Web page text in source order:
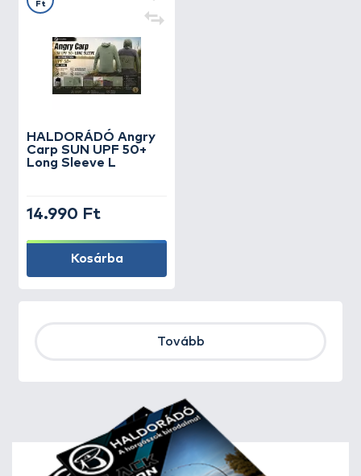
HALDORÁDÓ Angry
Carp SUN UPF 50+
Long Sleeve L
Ft
14.990 Ft
Kosárba
Tovább